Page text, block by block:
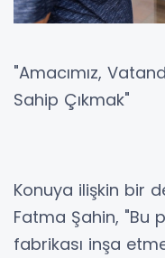
"Amacımız,
Sahip Çıkmak"
Konuya ilişkin bir
Fatma Şahin, "Bu
fabrikası inşa